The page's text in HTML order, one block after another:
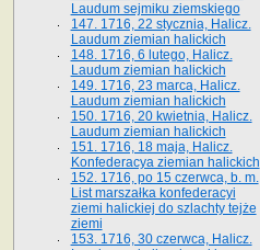
Laudum sejmiku ziemskiego
147. 1716, 22 stycznia, Halicz.
Laudum ziemian halickich
148. 1716, 6 lutego, Halicz.
Laudum ziemian halickich
149. 1716, 23 marca, Halicz.
Laudum ziemian halickich
150. 1716, 20 kwietnia, Halicz.
Laudum ziemian halickich
151. 1716, 18 maja, Halicz.
Konfederacya ziemian halickich
152. 1716, po 15 czerwca, b. m.
List marszałka konfederacyi
ziemi halickiej do szlachty tejże
ziemi
153. 1716, 30 czerwca, Halicz.